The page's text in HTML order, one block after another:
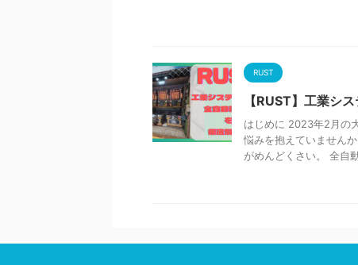
RUST
【RUST】工業シ
はじめに 2023年2月の
悩みを抱えていません
がめんどくさい。 全自